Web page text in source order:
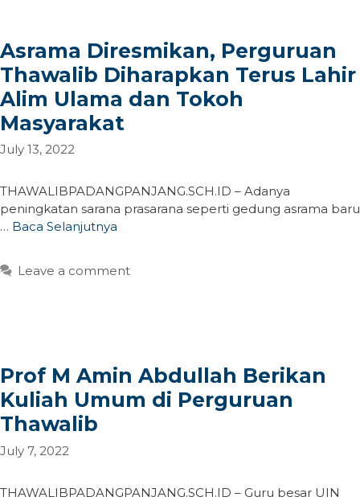
Asrama Diresmikan, Perguruan
Thawalib Diharapkan Terus Lahir
Alim Ulama dan Tokoh
Masyarakat
July 13, 2022
THAWALIBPADANGPANJANG.SCH.ID – Adanya
peningkatan sarana prasarana seperti gedung asrama baru
… Baca Selanjutnya
Leave a comment
Prof M Amin Abdullah Berikan
Kuliah Umum di Perguruan
Thawalib
July 7, 2022
THAWALIBPADANGPANJANG.SCH.ID – Guru besar UIN